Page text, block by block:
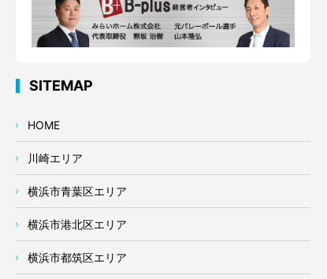
SITEMAP
HOME
川崎エリア
横浜市青葉区エリア
横浜市港北区エリア
横浜市都筑区エリア